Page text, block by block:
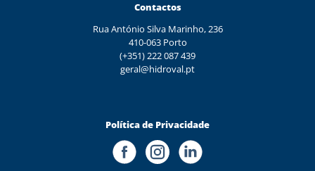
Contactos
Rua António Silva Marinho, 236
410-063 Porto
(+351) 222 087 439
geral@hidroval.pt
Política de Privacidade